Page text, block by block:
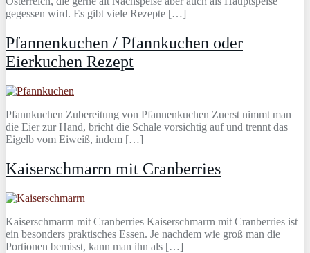
gegessen wird. Es gibt viele Rezepte […]
Pfannenkuchen / Pfannkuchen oder
Eierkuchen Rezept
Pfannkuchen Zubereitung von Pfannenkuchen Zuerst nimmt man
die Eier zur Hand, bricht die Schale vorsichtig auf und trennt das
Eigelb vom Eiweiß, indem […]
Kaiserschmarrn mit Cranberries
Kaiserschmarrn mit Cranberries Kaiserschmarrn mit Cranberries ist
ein besonders praktisches Essen. Je nachdem wie groß man die
Portionen bemisst, kann man ihn als […]